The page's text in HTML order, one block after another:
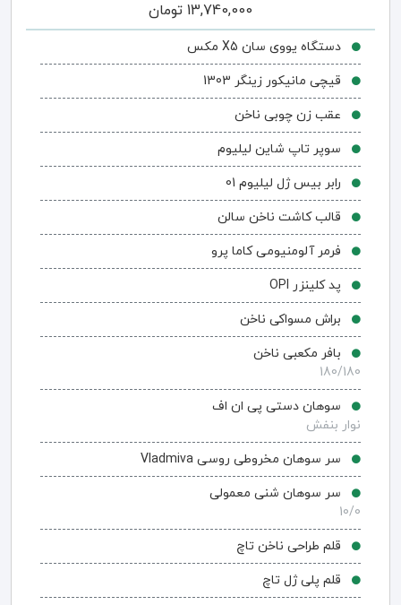
13,740,000 تومان
دستگاه یووی سان X5 مکس
قیچی مانیکور زینگر 1303
عقب زن چوبی ناخن
سوپر تاپ شاین لیلیوم
رابر بیس ژل لیلیوم 01
قالب کاشت ناخن سالن
فرمر آلومنیومی کاما پرو
پد کلینزر OPI
براش مسواکی ناخن
بافر مکعبی ناخن
180/180
سوهان دستی پی ان اف
نوار بنفش
سر سوهان مخروطی روسی Vladmiva
سر سوهان شنی معمولی
10/0
قلم طراحی ناخن تاچ
قلم پلی ژل تاچ